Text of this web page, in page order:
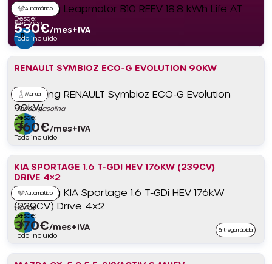
Automático
Eléctrico
Desde:
530€/mes+IVA
Todo incluido
RENAULT SYMBIOZ ECO-G EVOLUTION 90KW
Manual
Híbrido gasolina
Desde:
360€/mes+IVA
Todo incluido
KIA SPORTAGE 1.6 T-GDI HEV 176KW (239CV)
DRIVE 4×2
Automático
Híbrido
Desde:
370€/mes+IVA
Todo incluido
Entrega rápida